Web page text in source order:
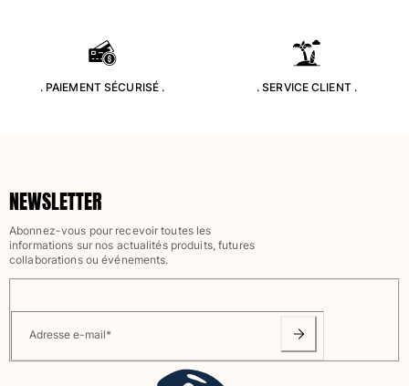
T-Shirts Anti UV
Maillots de Bain magiques
T-shirts
Chemises
Shorts
Sweats
Fille
. PAIEMENT SÉCURISÉ . . SERVICE CLIENT .
NEWSLETTER
Abonnez-vous pour recevoir toutes les
informations sur nos actualités produits, futures
collaborations ou événements.
Adresse e-mail*